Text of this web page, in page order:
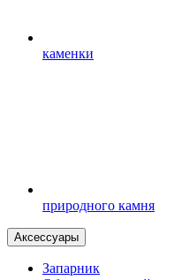
каменки
природного камня
Аксессуары
Запарник